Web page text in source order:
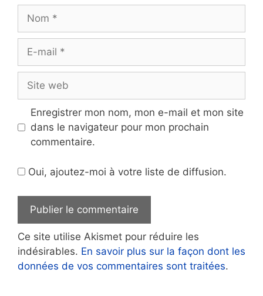
Nom
Site
web
Enregistrer mon nom, mon e-mail et mon site
dans le navigateur pour mon prochain
commentaire.
Oui, ajoutez-moi à votre liste de diffusion.
Ce site utilise Akismet pour réduire les
indésirables. En savoir plus sur la façon dont les
données de vos commentaires sont traitées.